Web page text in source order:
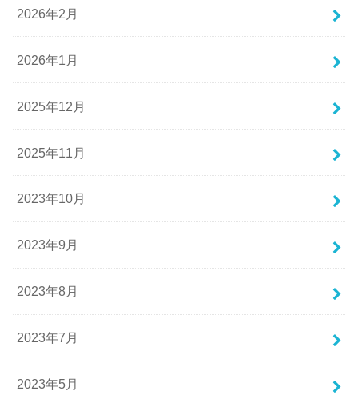
2026年2月
2026年1月
2025年12月
2025年11月
2023年10月
2023年9月
2023年8月
2023年7月
2023年5月